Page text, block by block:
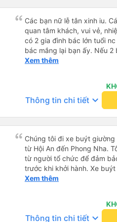
cách thực hiện, hãy xem
nào, &quot;B Bạn bị sao
bạn vậy?&quot; Bây giờ là
bằng xe bu lông
tôi quá ngu ngốc. Tôi vẫn
nếu không có tài xế... Cảm
Các bạn nữ lễ tân xinh iu.
quan tâm khách, vui vẻ, nhiệt tình. Trong
có 2 gia đình bác lớn tuổi
bác mắng lại bạn ấy. Nếu
ngược lại nha. Bạn ấy nhắc
nhau xuất hiện trong giấc mơ của mình luôn. Nên nếu bạn
bị phản ánh thì đừng trừ
thì bảo bạn ấy liên hệ sđt
đuôi 666, chuyến ĐH-NT
iu còn đổi cho mình phòng
lần xe rẽ 1 cái là ✈️ Ít đi xe
10/10.
Xem thêm
Thông tin chi tiết keyboard_arrow_down
Chúng tôi đi xe buýt
từ Hội An đến Phong Nha.
từ người tổ chức để đảm
trước khi khởi hành. Xe
trạng tuyệt vời. Các khoang
phần. Tôi cao
toàn, bạn tôi cao
bàn chân cong. Có một
Xem thêm
Thông tin chi tiết keyboard_arrow_down